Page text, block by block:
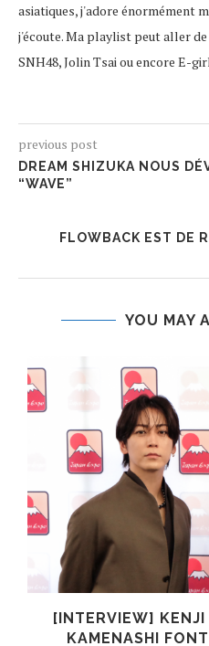
asiatiques, j'adore énormément
j'écoute. Ma playlist peut aller
SNH48, Jolin Tsai ou encore E-
previous post
DREAM SHIZUKA NOUS
“WAVE”
FLOWBACK EST DE
YOU MAY
[INTERVIEW]
KAMENASHI